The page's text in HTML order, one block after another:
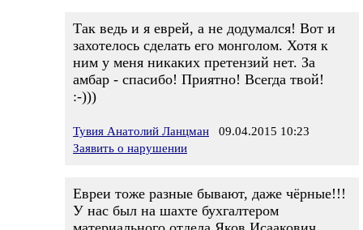
Так ведь и я еврей, а не додумался! Вот и
захотелось сделать его монголом. Хотя к
ним у меня никаких претензий нет. За
амбар - спасибо! Приятно! Всегда твой!
:-)))
Тувия Анатолий Ланцман 09.04.2015 10:23
Заявить о нарушении
Евреи тоже разные бывают, даже чёрные!!!
У нас был на шахте бухгалтером